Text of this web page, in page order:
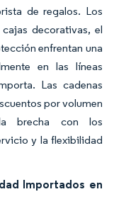
de regalos. Los
decorativas, el
enfrentan una
en las líneas
Las cadenas
por volumen
brecha con los
y la flexibilidad
Importados en